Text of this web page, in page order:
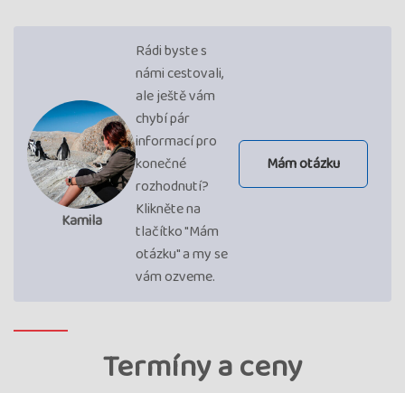
Kamila
Rádi byste s
námi cestovali,
ale ještě vám
chybí pár
informací pro
konečné
rozhodnutí?
Klikněte na
tlačítko "Mám
otázku" a my se
vám ozveme.
Mám otázku
Termíny a ceny